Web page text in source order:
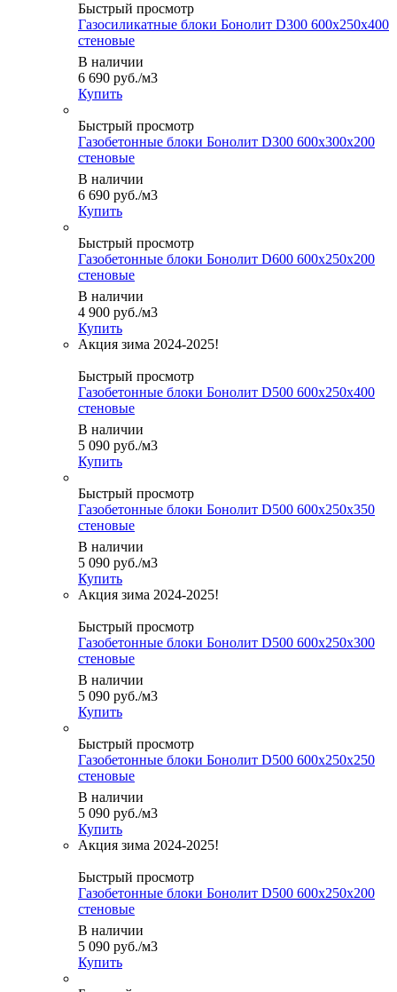
Быстрый просмотр
Газосиликатные блоки Бонолит D300 600х250х400
стеновые
В наличии
6 690 руб./м3
Купить
Быстрый просмотр
Газобетонные блоки Бонолит D300 600х300х200
стеновые
В наличии
6 690 руб./м3
Купить
Быстрый просмотр
Газобетонные блоки Бонолит D600 600х250х200
стеновые
В наличии
4 900 руб./м3
Купить
Быстрый просмотр
Газобетонные блоки Бонолит D500 600х250х400
стеновые
В наличии
5 090 руб./м3
Купить
Быстрый просмотр
Газобетонные блоки Бонолит D500 600х250х350
стеновые
В наличии
5 090 руб./м3
Купить
Быстрый просмотр
Газобетонные блоки Бонолит D500 600х250х300
стеновые
В наличии
5 090 руб./м3
Купить
Быстрый просмотр
Газобетонные блоки Бонолит D500 600х250х250
стеновые
В наличии
5 090 руб./м3
Купить
Быстрый просмотр
Газобетонные блоки Бонолит D500 600х250х200
стеновые
В наличии
5 090 руб./м3
Купить